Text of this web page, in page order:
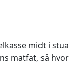
midt i stua
matfat, så hvor